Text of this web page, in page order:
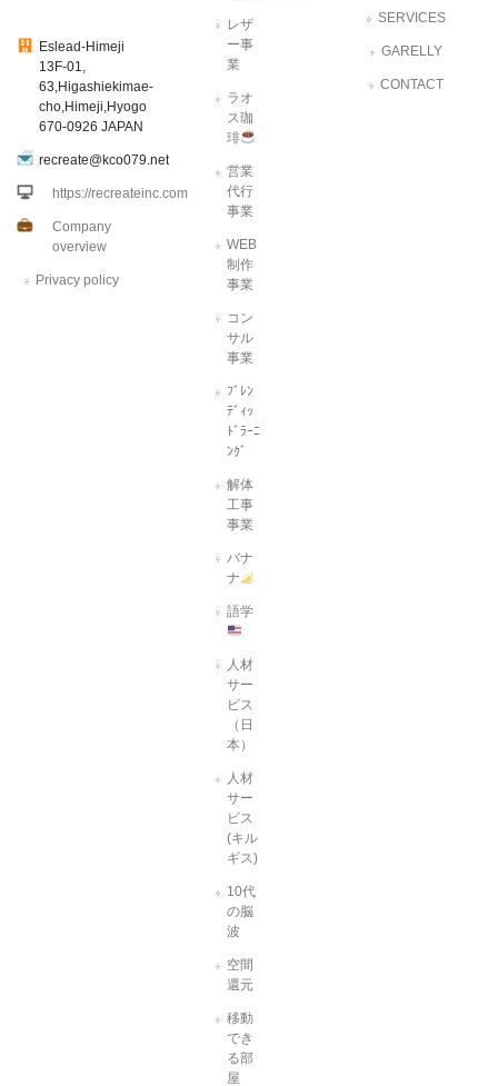
Eslead-Himeji
13F-01,
63,Higashiekimae-
cho,Himeji,Hyogo
670-0926 JAPAN
recreate@kco079.net
https://recreateinc.com
Company
overview
Privacy policy
レザ
ー事
業
ラオ
ス珈
琲
営業
代行
事業
WEB
制作
事業
コン
サル
事業
ﾌﾞﾚﾝ
ﾃﾞｨｯ
ﾄﾞﾗｰﾆ
ﾝｸﾞ
解体
工事
事業
バナ
ナ
語学
人材
サー
ビス
（日
本）
人材
サー
ビス
(キル
ギス)
10代
の脳
波
空間
還元
移動
でき
る部
屋
SERVICES
GARELLY
CONTACT